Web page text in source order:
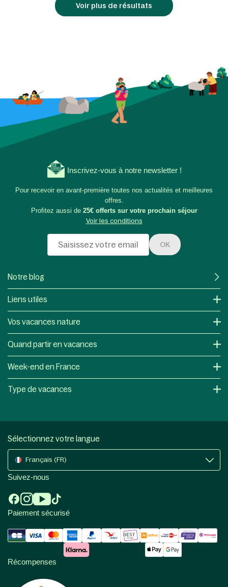
Voir plus de résultats
Inscrivez-vous à notre newsletter !
Pour recevoir en avant-première toutes nos actualités et meilleures
offres.
Profitez aussi de 25€ offerts sur votre prochain séjour
Voir les conditions
OK
Notre blog
Liens utiles
Vos vacances nature
Quand partir en vacances
Week-end en France
Type de vacances
Sélectionnez votre langue
Français (FR)
Suivez-nous
Paiement sécurisé
Récompenses